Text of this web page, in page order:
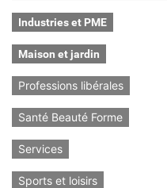
Industries et PME
Maison et jardin
Professions libérales
Santé Beauté Forme
Services
Sports et loisirs